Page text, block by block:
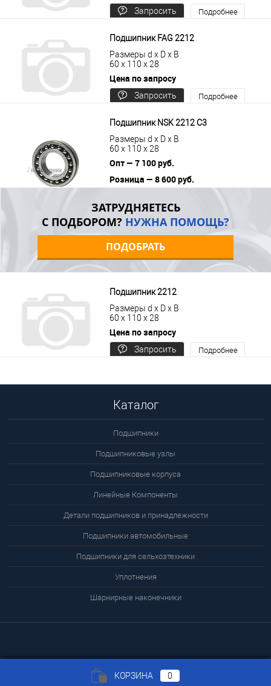
Запросить
Подробнее
Подшипник FAG 2212
Размеры d x D x B
60 x 110 x 28
Цена по запросу
Запросить
Подробнее
Подшипник NSK 2212 C3
Размеры d x D x B
60 x 110 x 28
Опт — 7 100 руб.
Розница — 8 600 руб.
ЗАТРУДНЯЕТЕСЬ
С ПОДБОРОМ? НУЖНА ПОМОЩЬ?
ПОДОБРАТЬ
Подшипник 2212
Размеры d x D x B
60 x 110 x 28
Цена по запросу
Запросить
Подробнее
Каталог
Подшипники
Подшипниковые узлы
Подшипниковые корпуса
Линейные Компоненты
Детали подшипников и принадлежности
Подшипники автомобильные
Подшипники для сельхозтехники
Уплотнения
Шарнирные наконечники
КОРЗИНА 0